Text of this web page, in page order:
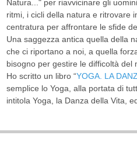
Natura..." per riavvicinare gli
ritmi, i cicli della natura e ritrovare
centratura per affrontare le sfide
Una saggezza antica quella della
che ci riportano a noi, a quella
bisogno per gestire le difficoltà del
Ho scritto un libro “YOGA. LA
semplice lo Yoga, alla portata di
intitola Yoga, la Danza della Vita,